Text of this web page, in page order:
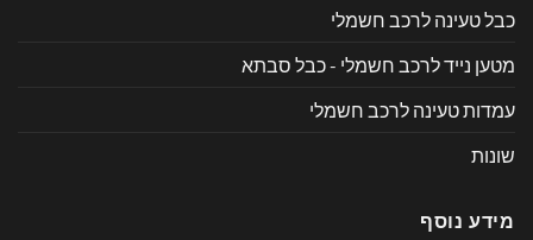
כבל טעינה לרכב חשמלי
מטען נייד לרכב חשמלי - כבל סבתא
עמדות טעינה לרכב חשמלי
שונות
מידע נוסף